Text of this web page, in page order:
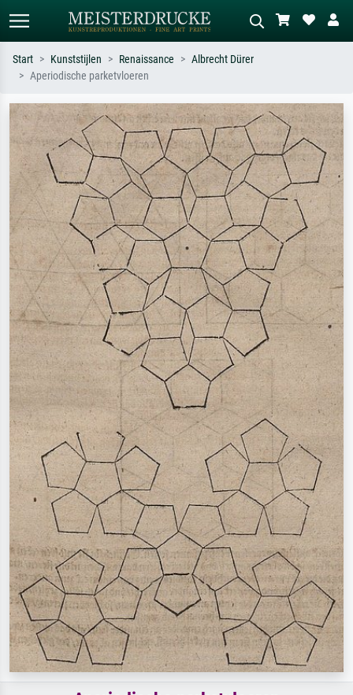
Zoek op kunstenaar, titel of stijl – bijv.
Monet, Sterrennacht, impressionisme,
Hokusai-golf, naakt.
Beschrijf de scène – bijv. groene
weide, abstract met veel rood, donker
olieverfschilderij, staand naakt naast
een boom.
Start Kunststijlen Renaissance
Albrecht Dürer
Aperiodische parketvloeren